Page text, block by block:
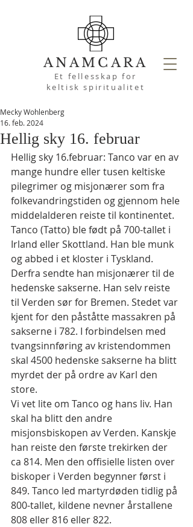
ANAMCARA
Et fellesskap for
keltisk spiritualitet
Hellig sky 16. februar
Mecky Wohlenberg
16. feb. 2024
Hellig sky 16.februar: Tanco var en av
mange hundre eller tusen keltiske
pilegrimer og misjonærer som fra
folkevandringstiden og gjennom hele
middelalderen reiste til kontinentet.
Tanco (Tatto) ble født på 700-tallet i
Irland eller Skottland. Han ble munk
og abbed i et kloster i Tyskland.
Derfra sendte han misjonærer til de
hedenske sakserne. Han selv reiste
til Verden sør for Bremen. Stedet var
kjent for den påståtte massakren på
sakserne i 782. I forbindelsen med
tvangsinnføring av kristendommen
skal 4500 hedenske sakserne ha blitt
myrdet der på ordre av Karl den
store.
Vi vet lite om Tanco og hans liv. Han
skal ha blitt den andre
misjonsbiskopen av Verden. Kanskje
han reiste den første trekirken der
ca 814. Men den offisielle listen over
biskoper i Verden begynner først i
849. Tanco led martyrdøden tidlig på
800-tallet, kildene nevner årstallene
808 eller 816 eller 822.